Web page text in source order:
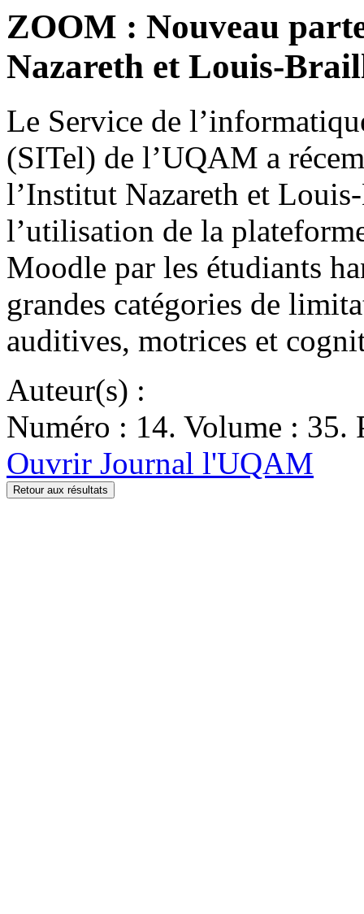
ZOOM : Nouveau
Nazareth et Louis-
Le Service de
(SITel) de l’UQAM a
l’Institut Nazareth et
l’utilisation de la
Moodle par les étudiants
grandes catégories de
auditives, motrices et
Auteur(s) :
Numéro : 14. Volume : 35.
Ouvrir Journal l'UQAM
Retour aux résultats